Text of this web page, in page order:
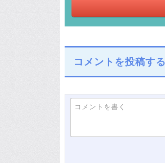
コメントを投稿する
コメントを書く